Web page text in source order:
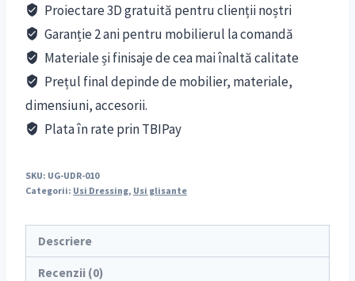
Proiectare 3D gratuită pentru clienții noștri
Garanție 2 ani pentru mobilierul la comandă
Materiale și finisaje de cea mai înaltă calitate
Prețul final depinde de mobilier, materiale,
dimensiuni, accesorii.
Plata în rate prin TBIPay
SKU: UG-UDR-010
Categorii: Usi Dressing, Usi glisante
Descriere
Recenzii (0)